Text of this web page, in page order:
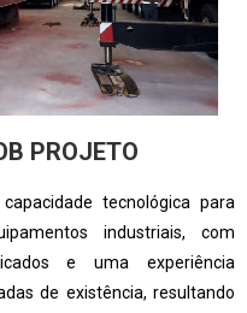
PROJETO
tecnológica para
industriais, com
e uma experiência
de existência, resultando